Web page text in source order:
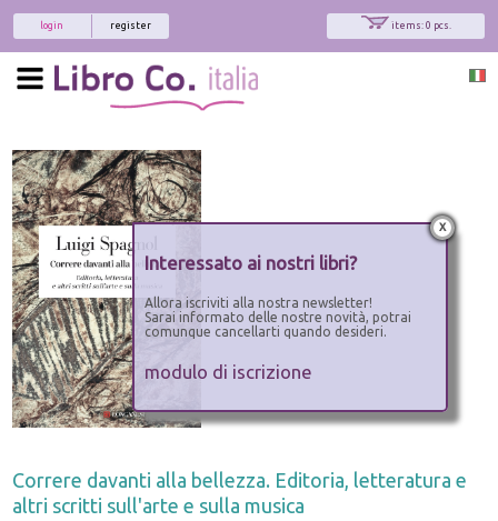
items: 0 pcs.
register
login
Correre davanti alla bellezza. Editoria, letteratura e
altri scritti sull'arte e sulla musica
x
Interessato ai nostri libri?
Allora iscriviti alla nostra newsletter!
Sarai informato delle nostre novità, potrai
comunque cancellarti quando desideri.
modulo di iscrizione